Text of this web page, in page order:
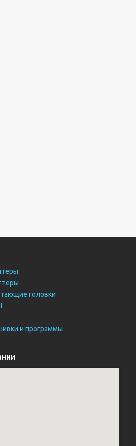
головки
и программы